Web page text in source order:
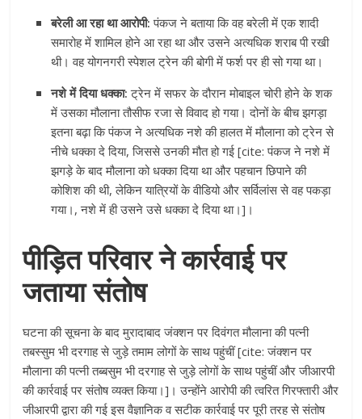
बरेली आ रहा था आरोपी: पंकज ने बताया कि वह बरेली में एक शादी
समारोह में शामिल होने आ रहा था और उसने अत्यधिक शराब पी रखी
थी। वह योगनगरी स्पेशल ट्रेन की बोगी में फर्श पर ही सो गया था।
नशे में दिया धक्का: ट्रेन में सफर के दौरान मोबाइल चोरी होने के शक
में उसका मौलाना तौसीफ रजा से विवाद हो गया। दोनों के बीच झगड़ा
इतना बढ़ा कि पंकज ने अत्यधिक नशे की हालत में मौलाना को ट्रेन से
नीचे धक्का दे दिया, जिससे उनकी मौत हो गई [cite: पंकज ने नशे में
झगड़े के बाद मौलाना को धक्का दिया था और पहचान छिपाने की
कोशिश की थी, लेकिन यात्रियों के वीडियो और सर्विलांस से वह पकड़ा
गया।, नशे में ही उसने उसे धक्का दे दिया था।]।
पीड़ित परिवार ने कार्रवाई पर
जताया संतोष
घटना की सूचना के बाद मुरादाबाद जंक्शन पर दिवंगत मौलाना की पत्नी
तबस्सुम भी दरगाह से जुड़े तमाम लोगों के साथ पहुंचीं [cite: जंक्शन पर
मौलाना की पत्नी तब्बसुम भी दरगाह से जुड़े लोगों के साथ पहुंचीं और जीआरपी
की कार्रवाई पर संतोष व्यक्त किया।]। उन्होंने आरोपी की त्वरित गिरफ्तारी और
जीआरपी द्वारा की गई इस वैज्ञानिक व सटीक कार्रवाई पर पूरी तरह से संतोष